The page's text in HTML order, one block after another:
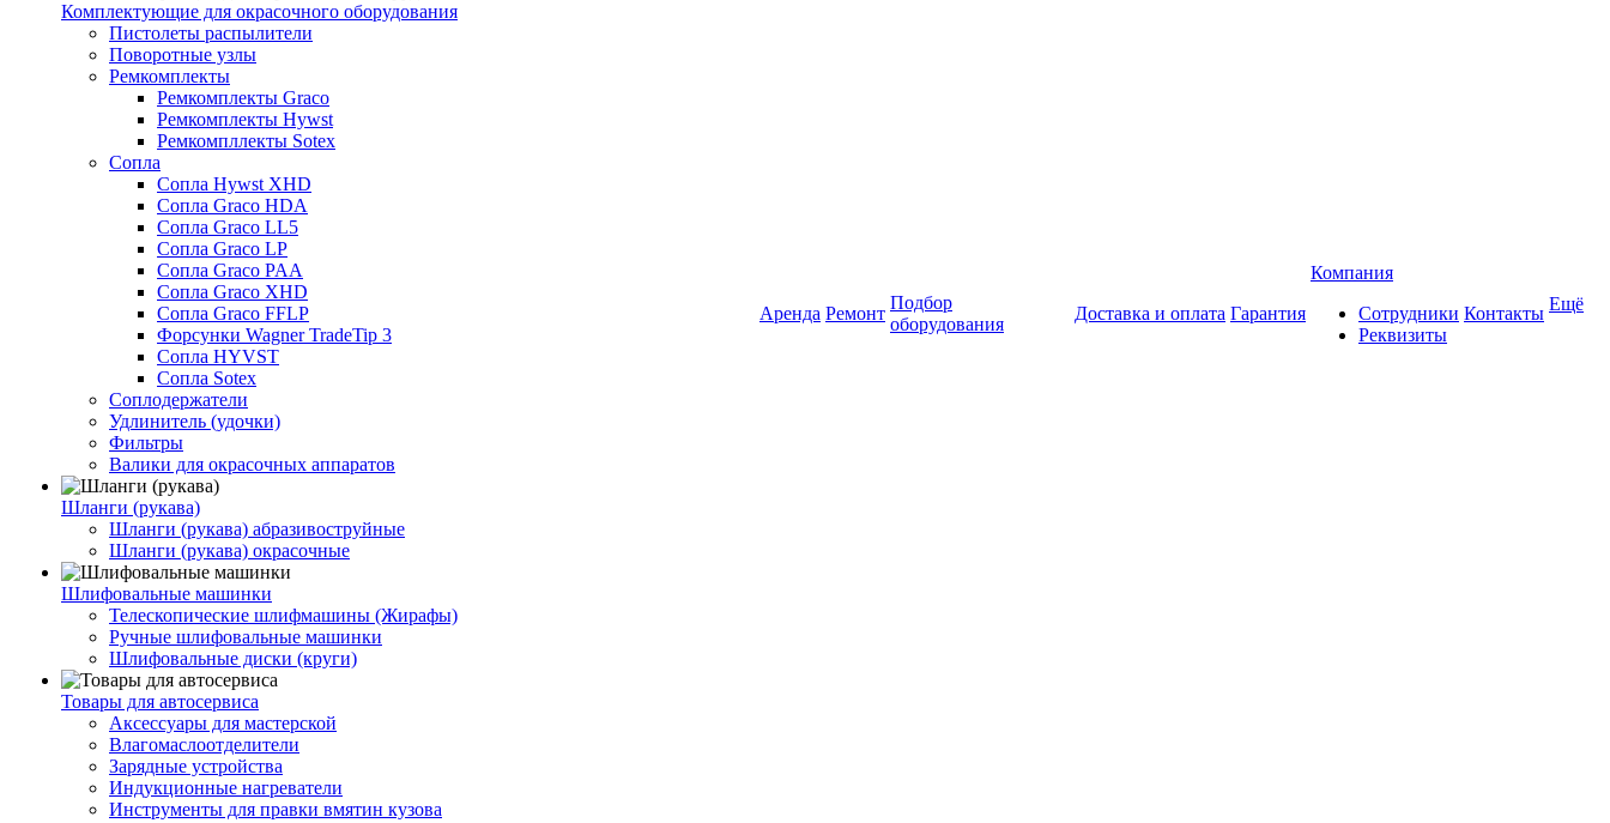
Комплектующие для окрасочного оборудования
Пистолеты распылители
Поворотные узлы
Ремкомплекты
Ремкомплекты Graco
Ремкомплекты Hywst
Ремкомпллекты Sotex
Сопла
Сопла Hywst XHD
Сопла Graco HDA
Сопла Graco LL5
Сопла Graco LP
Сопла Graco PAA
Сопла Graco XHD
Сопла Graco FFLP
Форсунки Wagner TradeTip 3
Сопла HYVST
Сопла Sotex
Соплодержатели
Удлинитель (удочки)
Фильтры
Валики для окрасочных аппаратов
Шланги (рукава)
Шланги (рукава) абразивоструйные
Шланги (рукава) окрасочные
Шлифовальные машинки
Телескопические шлифмашины (Жирафы)
Ручные шлифовальные машинки
Шлифовальные диски (круги)
Товары для автосервиса
Аксессуары для мастерской
Влагомаслоотделители
Зарядные устройства
Индукционные нагреватели
Инструменты для правки вмятин кузова
Аренда Ремонт
Подбор
оборудования
Доставка и оплата Гарантия
Компания
Сотрудники
Реквизиты
Контакты Ещё